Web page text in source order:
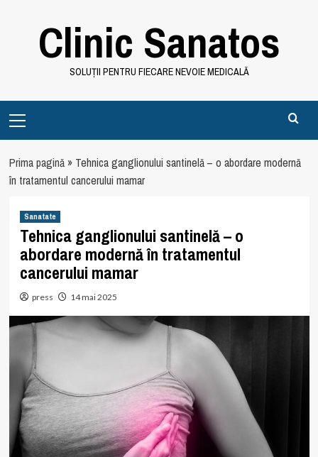
Clinic Sanatos
SOLUȚII PENTRU FIECARE NEVOIE MEDICALĂ
Menu
Prima pagină» Tehnica ganglionului santinelă – o abordare modernă
în tratamentul cancerului mamar
Sanatate
Tehnica ganglionului santinelă – o
abordare modernă în tratamentul
cancerului mamar
press 14 mai 2025